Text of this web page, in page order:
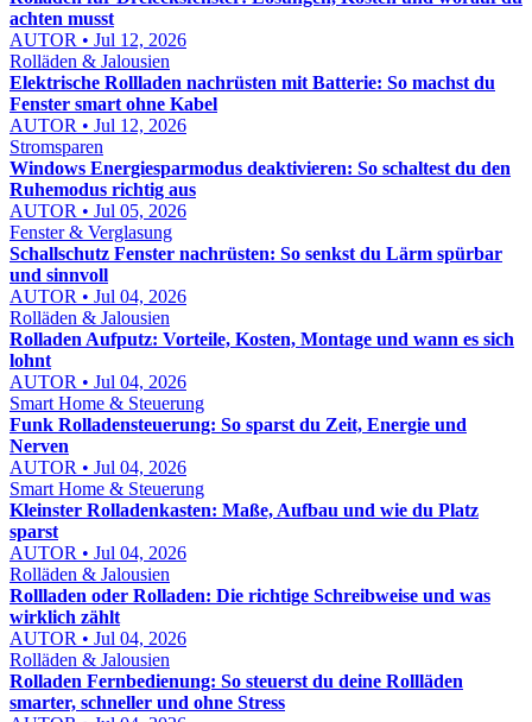
achten musst
AUTOR • Jul 12, 2026
Rolläden & Jalousien
Elektrische Rollladen nachrüsten mit Batterie: So machst du
Fenster smart ohne Kabel
AUTOR • Jul 12, 2026
Stromsparen
Windows Energiesparmodus deaktivieren: So schaltest du den
Ruhemodus richtig aus
AUTOR • Jul 05, 2026
Fenster & Verglasung
Schallschutz Fenster nachrüsten: So senkst du Lärm spürbar
und sinnvoll
AUTOR • Jul 04, 2026
Rolläden & Jalousien
Rolladen Aufputz: Vorteile, Kosten, Montage und wann es sich
lohnt
AUTOR • Jul 04, 2026
Smart Home & Steuerung
Funk Rolladensteuerung: So sparst du Zeit, Energie und
Nerven
AUTOR • Jul 04, 2026
Smart Home & Steuerung
Kleinster Rolladenkasten: Maße, Aufbau und wie du Platz
sparst
AUTOR • Jul 04, 2026
Rolläden & Jalousien
Rollladen oder Rolladen: Die richtige Schreibweise und was
wirklich zählt
AUTOR • Jul 04, 2026
Rolläden & Jalousien
Rolladen Fernbedienung: So steuerst du deine Rollläden
smarter, schneller und ohne Stress